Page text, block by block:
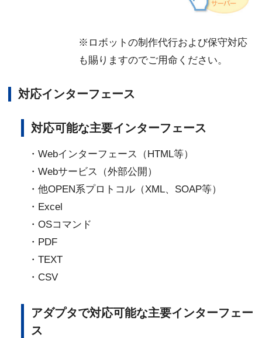
※ロボットの制作代行および保守対応
も賜りますのでご用命ください。
対応インターフェース
対応可能な主要インターフェース
・Webインターフェース（HTML等）
・Webサービス（外部公開）
・他OPEN系プロトコル（XML、SOAP等）
・Excel
・OSコマンド
・PDF
・TEXT
・CSV
アダプタで対応可能な主要インターフェー
ス